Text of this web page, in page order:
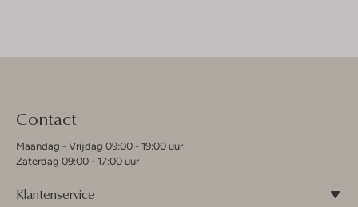
Contact
Maandag - Vrijdag 09:00 - 19:00 uur
Zaterdag 09:00 - 17:00 uur
Klantenservice